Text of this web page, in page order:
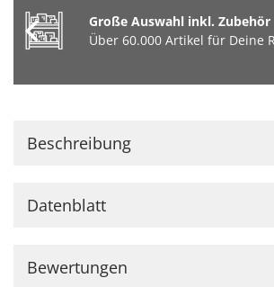
Große Auswahl inkl. Zubehör
Über 60.000 Artikel für Deine
Beschreibung
Datenblatt
Bewertungen